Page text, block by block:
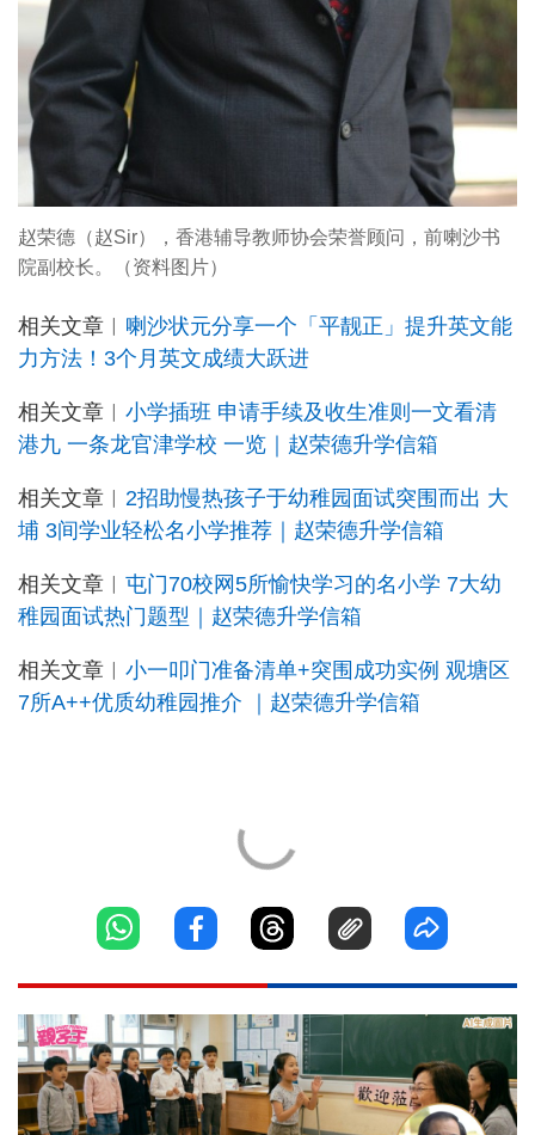
赵荣德（赵Sir），香港辅导教师协会荣誉顾问，前喇沙书
院副校长。（资料图片）
相关文章︳ 喇沙状元分享一个「平靓正」提升英文能
力方法！3个月英文成绩大跃进
相关文章︳ 小学插班 申请手续及收生准则一文看清
港九 一条龙官津学校 一览｜赵荣德升学信箱
相关文章︳ 2招助慢热孩子于幼稚园面试突围而出 大
埔 3间学业轻松名小学推荐｜赵荣德升学信箱
相关文章︳ 屯门70校网5所愉快学习的名小学 7大幼
稚园面试热门题型｜赵荣德升学信箱
相关文章︳ 小一叩门准备清单+突围成功实例 观塘区
7所A++优质幼稚园推介 ｜赵荣德升学信箱